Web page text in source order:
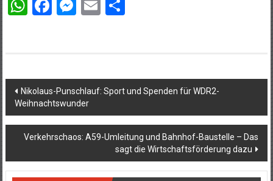
WhatsApp
Facebook
Messenger
EmailTeilen
Beitragsnavigation
Nikolaus-Punschlauf: Sport und Spenden für WDR2-
Weihnachtswunder
Verkehrschaos: A59-Umleitung und Bahnhof-Baustelle – Das
sagt die Wirtschaftsförderung dazu